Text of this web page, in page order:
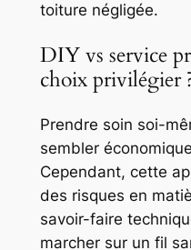
toiture négligée.
DIY vs service
choix privilégier
Prendre soin soi-
sembler
Cependant, cette
des risques en
savoir-faire
marcher sur un fil